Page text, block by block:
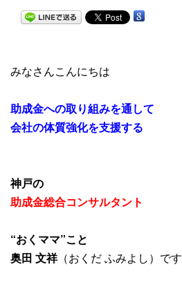
みなさんこんにちは
助成金への取り組みを通して
会社の体質強化を支援する
神戸の
助成金総合コンサルタント
“おくママ”こと
奥田 文祥（おくだ ふみよし）です